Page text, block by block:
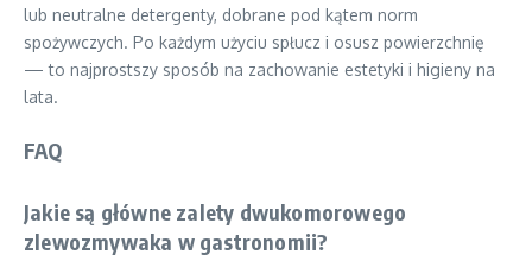
lub neutralne detergenty, dobrane pod kątem norm
spożywczych. Po każdym użyciu spłucz i osusz powierzchnię
— to najprostszy sposób na zachowanie estetyki i higieny na
lata.
FAQ
Jakie są główne zalety dwukomorowego
zlewozmywaka w gastronomii?